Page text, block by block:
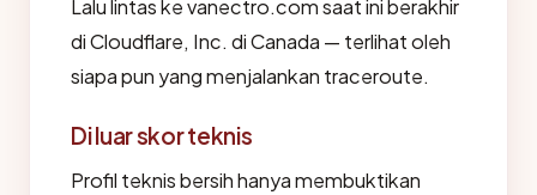
Lalu lintas ke vanectro.com saat ini berakhir
di Cloudflare, Inc. di Canada — terlihat oleh
siapa pun yang menjalankan traceroute.
Di luar skor teknis
Profil teknis bersih hanya membuktikan